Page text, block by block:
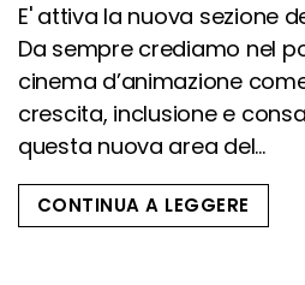
E' attiva la nuova sezione
Da sempre crediamo nel
cinema d’animazione
crescita, inclusione e
questa nuova area del...
CONTINUA A LEGGERE